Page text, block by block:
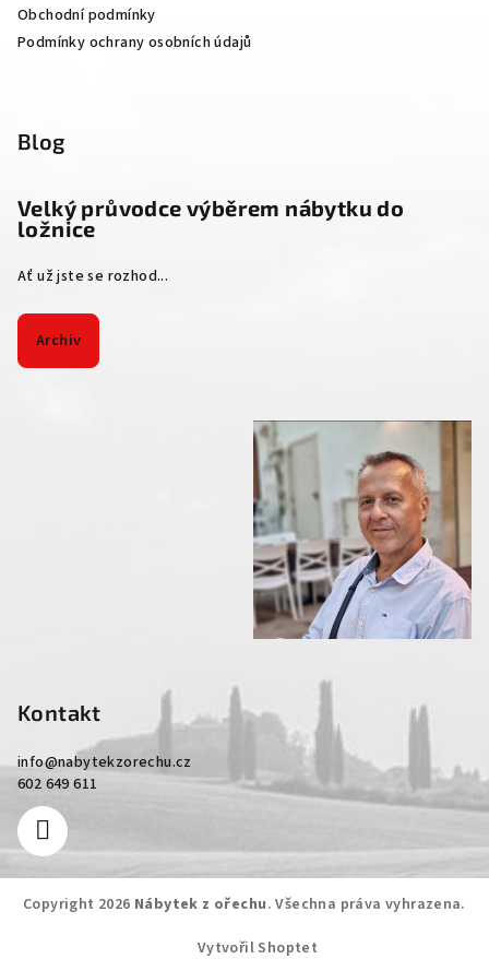
Obchodní podmínky
Podmínky ochrany osobních údajů
Blog
Velký průvodce výběrem nábytku do
ložnice
Ať už jste se rozhod...
Archiv
Kontakt
info@nabytekzorechu.cz
602 649 611
Copyright 2026 Nábytek z ořechu. Všechna práva vyhrazena.
Vytvořil Shoptet